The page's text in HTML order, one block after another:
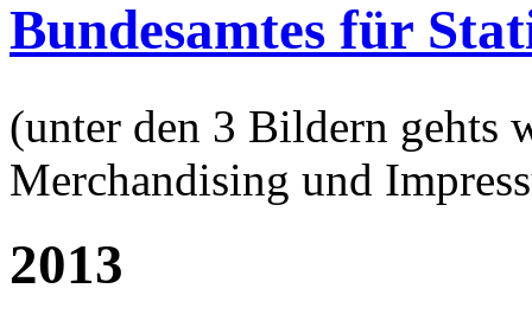
Bundesamtes für
(unter den 3 Bildern gehts
Merchandising und
2013